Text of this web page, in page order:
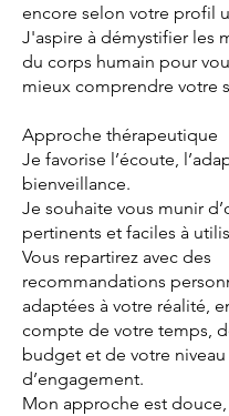
encore selon votre profil
J'aspire à démystifier les
du corps humain pour
mieux comprendre votre
Approche thérapeutique
Je favorise l’écoute,
bienveillance.
Je souhaite vous munir
pertinents et faciles à
Vous repartirez avec des
recommandations
adaptées à votre réalité,
compte de votre temps,
budget et de votre niveau
d’engagement.
Mon approche est douce,